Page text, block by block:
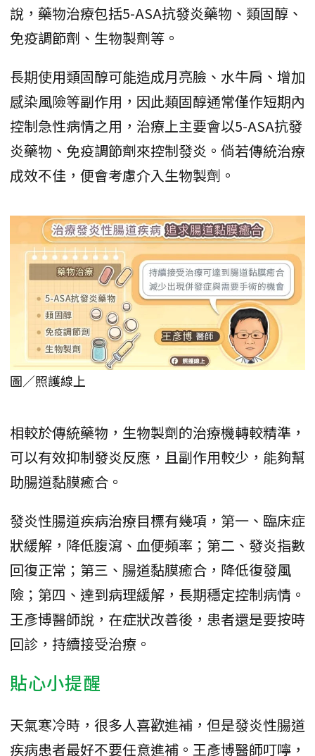
說，藥物治療包括5-ASA抗發炎藥物、類固醇、
免疫調節劑、生物製劑等。
長期使用類固醇可能造成月亮臉、水牛肩、增加
感染風險等副作用，因此類固醇通常僅作短期內
控制急性病情之用，治療上主要會以5-ASA抗發
炎藥物、免疫調節劑來控制發炎。倘若傳統治療
成效不佳，便會考慮介入生物製劑。
圖／照護線上
相較於傳統藥物，生物製劑的治療機轉較精準，
可以有效抑制發炎反應，且副作用較少，能夠幫
助腸道黏膜癒合。
發炎性腸道疾病治療目標有幾項，第一、臨床症
狀緩解，降低腹瀉、血便頻率；第二、發炎指數
回復正常；第三、腸道黏膜癒合，降低復發風
險；第四、達到病理緩解，長期穩定控制病情。
王彥博醫師說，在症狀改善後，患者還是要按時
回診，持續接受治療。
貼心小提醒
天氣寒冷時，很多人喜歡進補，但是發炎性腸道
疾病患者最好不要任意進補。王彥博醫師叮嚀，